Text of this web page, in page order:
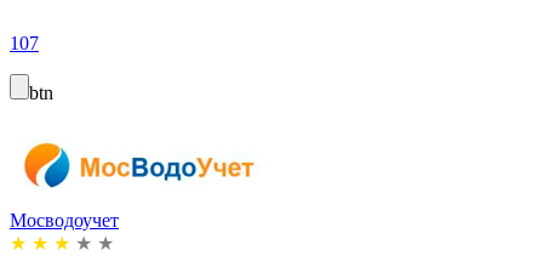
107
btn
Мосводоучет
★ ★ ★ ★ ★